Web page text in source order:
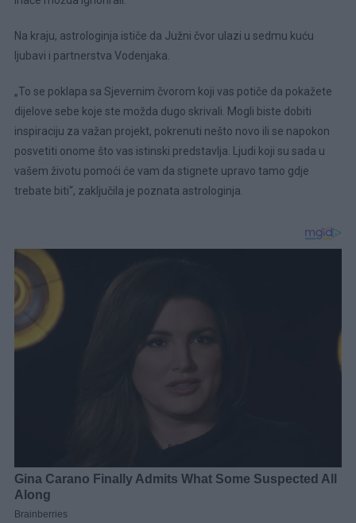
Na kraju, astrologinja ističe da Južni čvor ulazi u sedmu kuću
ljubavi i partnerstva Vodenjaka.
„To se poklapa sa Sjevernim čvorom koji vas potiče da pokažete
dijelove sebe koje ste možda dugo skrivali. Mogli biste dobiti
inspiraciju za važan projekt, pokrenuti nešto novo ili se napokon
posvetiti onome što vas istinski predstavlja. Ljudi koji su sada u
vašem životu pomoći će vam da stignete upravo tamo gdje
trebate biti“, zaključila je poznata astrologinja.